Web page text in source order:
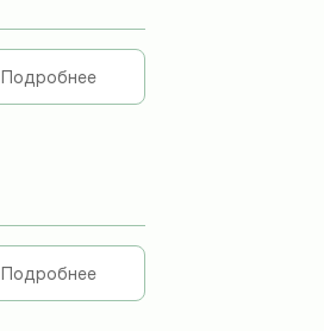
Подробнее
Подробнее